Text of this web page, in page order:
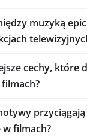
muzyką
cechy, które
filmach?